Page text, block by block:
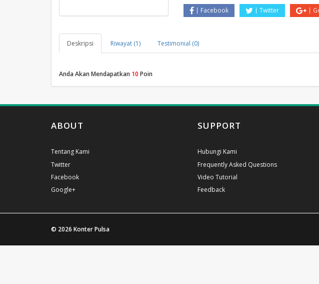
Facebook
Twitter
Deskripsi Riwayat (1) Testimonial (0)
Anda Akan Mendapatkan 10 Poin
ABOUT
Tentang Kami
Twitter
Facebook
Google+
SUPPORT
Hubungi Kami
Frequently Asked Questions
Video Tutorial
Feedback
© 2026 Konter Pulsa